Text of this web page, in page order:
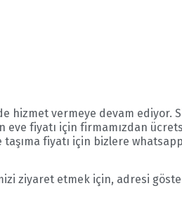
hizmet vermeye devam ediyor.
eve fiyatı için firmamızdan
fiyatı için bizlere
ziyaret etmek için, adresi